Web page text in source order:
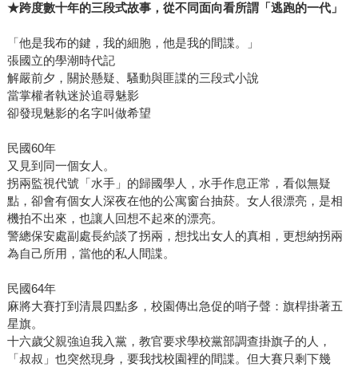
★跨度數十年的三段式故事，從不同面向看所謂「逃跑的一代」
「他是我布的鍵，我的細胞，他是我的間諜。」
張國立的學潮時代記
解嚴前夕，關於懸疑、騷動與匪諜的三段式小說
當掌權者執迷於追尋魅影
卻發現魅影的名字叫做希望
民國60年
又見到同一個女人。
拐兩監視代號「水手」的歸國學人，水手作息正常，看似無疑
點，卻會有個女人深夜在他的公寓窗台抽菸。女人很漂亮，是相
機拍不出來，也讓人回想不起來的漂亮。
警總保安處副處長約談了拐兩，想找出女人的真相，更想納拐兩
為自己所用，當他的私人間諜。
民國64年
麻將大賽打到清晨四點多，校園傳出急促的哨子聲：旗桿掛著五
星旗。
十六歲父親強迫我入黨，教官要求學校黨部調查掛旗子的人，
「叔叔」也突然現身，要我找校園裡的間諜。但大賽只剩下幾